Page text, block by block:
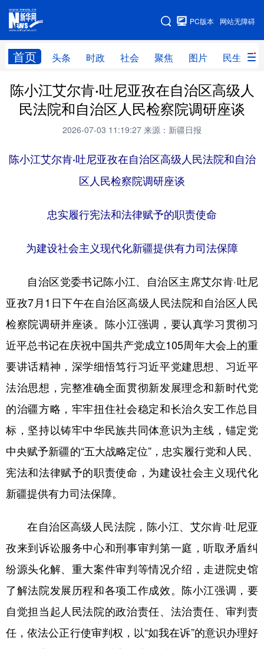
网站无障碍
PC版本
首页 头条 时政 社会 聚焦 图片 民生
网站地图
头条 时政 社会 聚焦
图片 民生 访谈 经济
服务
云游新疆 云端悦读 云看书画 光影新疆
融媒体联播 廉政频道
辽宁 吉林 上海 江苏
浙江 安徽 福建 江西
山东 河南 湖北 湖南
四川 贵州 云南 西藏
陕西 甘肃 青海 宁夏
新疆 内蒙古 黑龙江
多语种频道
English Español
Русский язык 日本語 한국어
Deutsch Português
陈小江艾尔肯·吐尼亚孜在自治区高级人
民法院和自治区人民检察院调研座谈
2026-07-03 11:19:27 来源：新疆日报
陈小江艾尔肯·吐尼亚孜在自治区高级人民法院和自治
区人民检察院调研座谈
忠实履行宪法和法律赋予的职责使命
为建设社会主义现代化新疆提供有力司法保障
自治区党委书记陈小江、自治区主席艾尔肯·吐尼
亚孜7月1日下午在自治区高级人民法院和自治区人民
检察院调研并座谈。陈小江强调，要认真学习贯彻习
近平总书记在庆祝中国共产党成立105周年大会上的重
要讲话精神，深学细悟笃行习近平党建思想、习近平
法治思想，完整准确全面贯彻新发展理念和新时代党
的治疆方略，牢牢扭住社会稳定和长治久安工作总目
标，坚持以铸牢中华民族共同体意识为主线，锚定党
中央赋予新疆的“五大战略定位”，忠实履行党和人民、
宪法和法律赋予的职责使命，为建设社会主义现代化
新疆提供有力司法保障。
在自治区高级人民法院，陈小江、艾尔肯·吐尼亚
孜来到诉讼服务中心和刑事审判第一庭，听取矛盾纠
纷源头化解、重大案件审判等情况介绍，走进院史馆
了解法院发展历程和各项工作成效。陈小江强调，要
自觉担当起人民法院的政治责任、法治责任、审判责
任，依法公正行使审判权，以“如我在诉”的意识办理好